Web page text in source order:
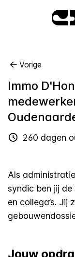
Vorige
Immo
260 dagen
Als
syndic ben jij de
en collega’s. Jij
Jouw